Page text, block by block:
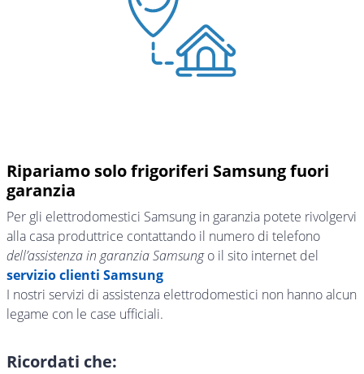
Ripariamo solo frigoriferi Samsung fuori
garanzia
Per gli elettrodomestici Samsung in garanzia potete rivolgervi
alla casa produttrice contattando il numero di telefono
dell’assistenza in garanzia Samsungo il sito internet del
servizio clienti Samsung
I nostri servizi di assistenza elettrodomestici non hanno alcun
legame con le case ufficiali.
Ricordati che: